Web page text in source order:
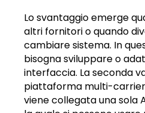
Lo svantaggio emerge
altri fornitori o quando
cambiare sistema. In
bisogna sviluppare o
interfaccia. La seconda
piattaforma multi-
viene collegata una sola